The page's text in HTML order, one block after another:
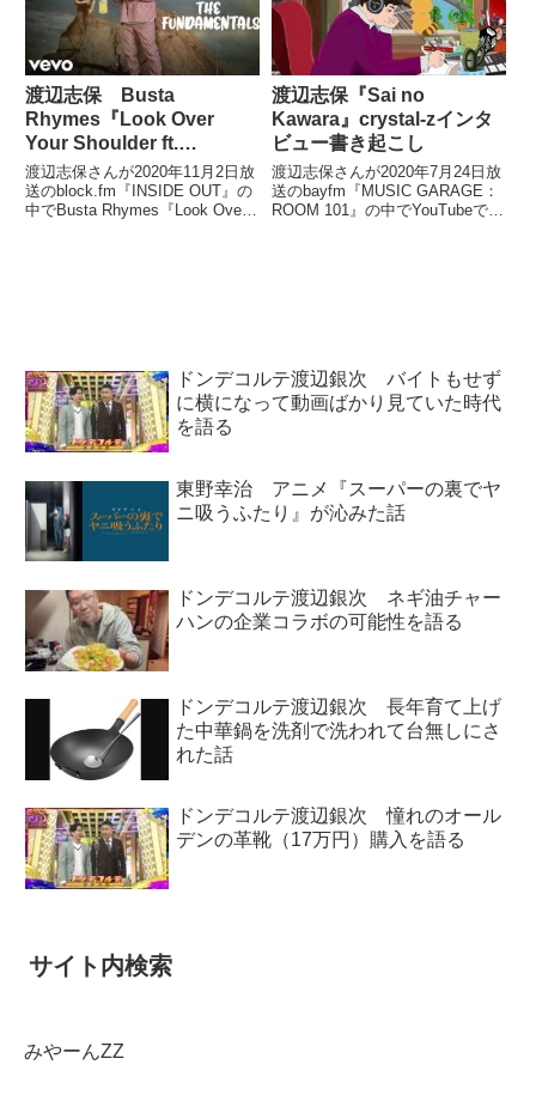
渡辺志保 Busta
Rhymes『Look Over
Your Shoulder ft.
Kendrick Lamar』を語る
渡辺志保さんが2020年11月2日放
送のblock.fm『INSIDE OUT』の
中でBusta Rhymes『Look Over
渡辺志保『Sai no
Kawara』crystal-zインタ
ビュー書き起こし
渡辺志保さんが2020年7月24日放
送のbayfm『MUSIC GARAGE：
ROOM 101』の中でYouTubeで話
ドンデコルテ渡辺銀次 バイトもせず
に横になって動画ばかり見ていた時代
を語る
東野幸治 アニメ『スーパーの裏でヤ
ニ吸うふたり』が沁みた話
ドンデコルテ渡辺銀次 ネギ油チャー
ハンの企業コラボの可能性を語る
ドンデコルテ渡辺銀次 長年育て上げ
た中華鍋を洗剤で洗われて台無しにさ
れた話
ドンデコルテ渡辺銀次 憧れのオール
デンの革靴（17万円）購入を語る
サイト内検索
みやーんZZ